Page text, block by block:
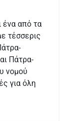
ένα από τα
τέσσερις
Πάτρα-
νομού
για όλη